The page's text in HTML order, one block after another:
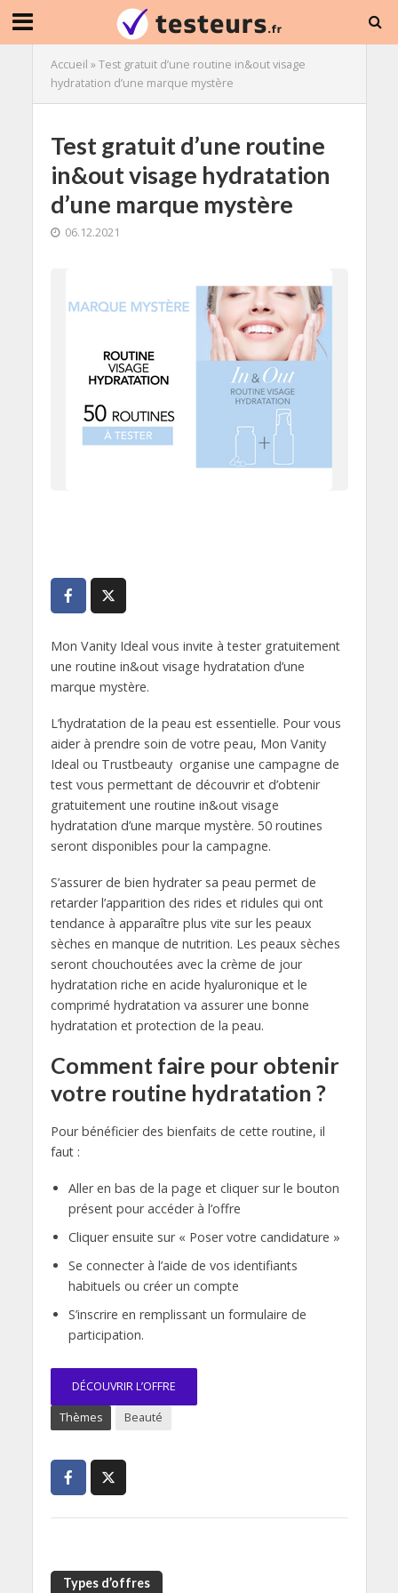
Accueil »Test gratuit d’une routine in&out visage
hydratation d’une marque mystère
Test gratuit d’une routine
in&out visage hydratation
d’une marque mystère
06.12.2021
Mon Vanity Ideal vous invite à tester gratuitement
une routine in&out visage hydratation d’une
marque mystère.
L’hydratation de la peau est essentielle. Pour vous
aider à prendre soin de votre peau, Mon Vanity
Ideal ou Trustbeauty organise une campagne de
test vous permettant de découvrir et d’obtenir
gratuitement une routine in&out visage
hydratation d’une marque mystère. 50 routines
seront disponibles pour la campagne.
S’assurer de bien hydrater sa peau permet de
retarder l’apparition des rides et ridules qui ont
tendance à apparaître plus vite sur les peaux
sèches en manque de nutrition. Les peaux sèches
seront chouchoutées avec la crème de jour
hydratation riche en acide hyaluronique et le
comprimé hydratation va assurer une bonne
hydratation et protection de la peau.
Comment faire pour obtenir
votre routine hydratation ?
Pour bénéficier des bienfaits de cette routine, il
faut :
Aller en bas de la page et cliquer sur le bouton
présent pour accéder à l’offre
Cliquer ensuite sur « Poser votre candidature »
Se connecter à l’aide de vos identifiants
habituels ou créer un compte
S’inscrire en remplissant un formulaire de
participation.
DÉCOUVRIR L’OFFRE
Thèmes Beauté
Types d’offres